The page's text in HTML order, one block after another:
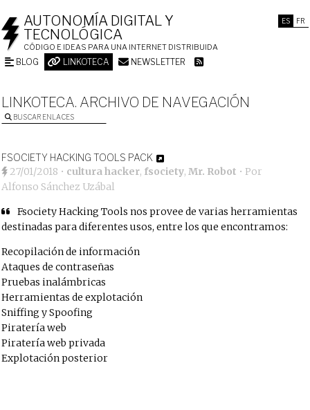
ES FR
AUTONOMÍA DIGITAL Y
TECNOLÓGICA
CÓDIGO E IDEAS PARA UNA INTERNET DISTRIBUIDA
BLOG LINKOTECA NEWSLETTER
LINKOTECA. ARCHIVO DE NAVEGACIÓN
BUSCAR ENLACES
FSOCIETY HACKING TOOLS PACK
27/01/2018 • cultura hacker, fsociety,Mr. Robot • Por
Alfonso Sánchez Uzábal
Fsociety Hacking Tools nos provee de varias herramientas
destinadas para diferentes usos, entre los que encontramos:
Recopilación de información
Ataques de contraseñas
Pruebas inalámbricas
Herramientas de explotación
Sniffing y Spoofing
Piratería web
Piratería web privada
Explotación posterior